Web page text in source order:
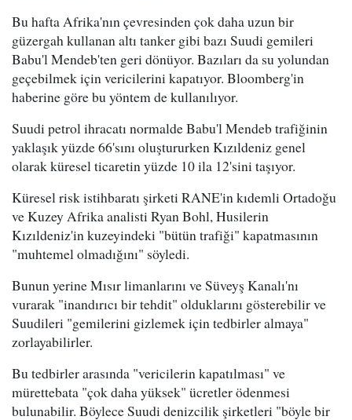
Bu hafta Afrika'nın çevresinden çok daha uzun bir
güzergah kullanan altı tanker gibi bazı Suudi gemileri
Babu'l Mendeb'ten geri dönüyor. Bazıları da su yolundan
geçebilmek için vericilerini kapatıyor. Bloomberg'in
haberine göre bu yöntem de kullanılıyor.
Suudi petrol ihracatı normalde Babu'l Mendeb trafiğinin
yaklaşık yüzde 66'sını oluştururken Kızıldeniz genel
olarak küresel ticaretin yüzde 10 ila 12'sini taşıyor.
Küresel risk istihbaratı şirketi RANE'in kıdemli Ortadoğu
ve Kuzey Afrika analisti Ryan Bohl, Husilerin
Kızıldeniz'in kuzeyindeki "bütün trafiği" kapatmasının
"muhtemel olmadığını" söyledi.
Bunun yerine Mısır limanlarını ve Süveyş Kanalı'nı
vurarak "inandırıcı bir tehdit" olduklarını gösterebilir ve
Suudileri "gemilerini gizlemek için tedbirler almaya"
zorlayabilirler.
Bu tedbirler arasında "vericilerin kapatılması" ve
mürettebata "çok daha yüksek" ücretler ödenmesi
bulunabilir. Böylece Suudi denizcilik şirketleri "böyle bir